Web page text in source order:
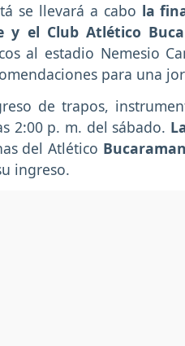
se llevará a cabo la
y el Club Atlético
al estadio Nemesio
para una
de trapos,
2:00 p. m. del sábado.
del Atlético
ingreso.